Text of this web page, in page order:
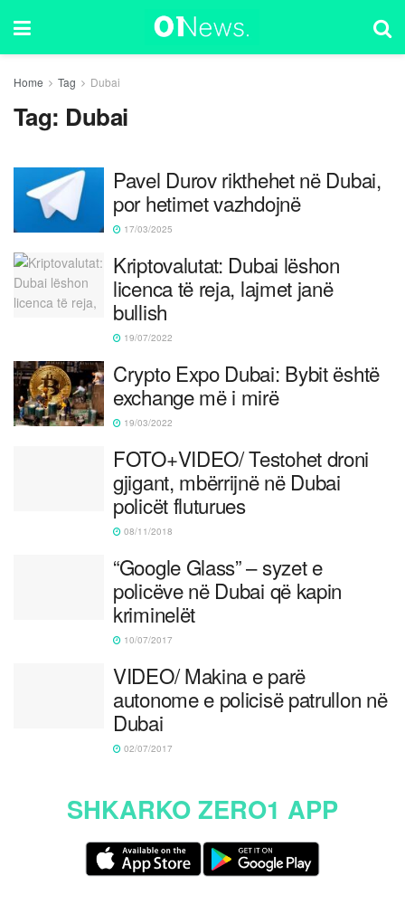
Home Tag Dubai
Tag: Dubai
Pavel Durov rikthehet në Dubai,
por hetimet vazhdojnë
17/03/2025
Kriptovalutat: Dubai lëshon
licenca të reja, lajmet janë
bullish
19/07/2022
Crypto Expo Dubai: Bybit është
exchange më i mirë
19/03/2022
FOTO+VIDEO/ Testohet droni
gjigant, mbërrijnë në Dubai
policët fluturues
08/11/2018
“Google Glass” – syzet e
policëve në Dubai që kapin
kriminelët
10/07/2017
VIDEO/ Makina e parë
autonome e policisë patrullon në
Dubai
02/07/2017
SHKARKO ZERO1 APP